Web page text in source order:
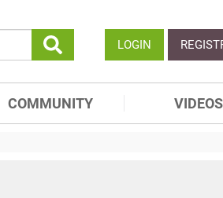
LOGIN
COMMUNITY VIDEOS